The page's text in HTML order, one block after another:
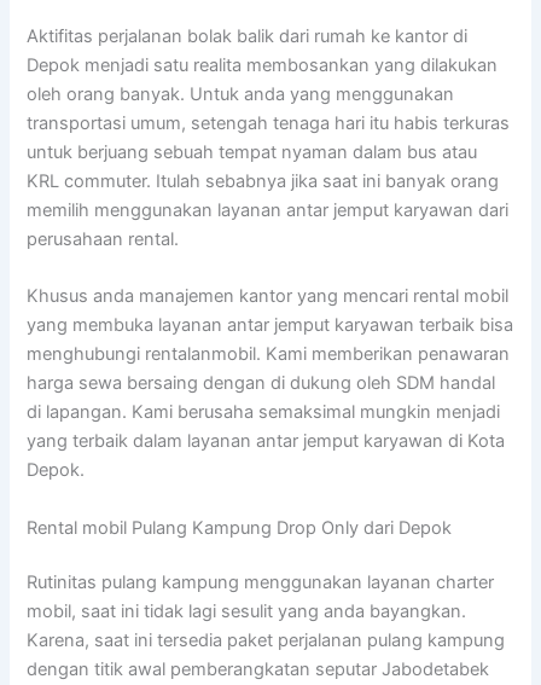
Aktifitas perjalanan bolak balik dari rumah ke kantor di
Depok menjadi satu realita membosankan yang dilakukan
oleh orang banyak. Untuk anda yang menggunakan
transportasi umum, setengah tenaga hari itu habis terkuras
untuk berjuang sebuah tempat nyaman dalam bus atau
KRL commuter. Itulah sebabnya jika saat ini banyak orang
memilih menggunakan layanan antar jemput karyawan dari
perusahaan rental.
Khusus anda manajemen kantor yang mencari rental mobil
yang membuka layanan antar jemput karyawan terbaik bisa
menghubungi rentalanmobil. Kami memberikan penawaran
harga sewa bersaing dengan di dukung oleh SDM handal
di lapangan. Kami berusaha semaksimal mungkin menjadi
yang terbaik dalam layanan antar jemput karyawan di Kota
Depok.
Rental mobil Pulang Kampung Drop Only dari Depok
Rutinitas pulang kampung menggunakan layanan charter
mobil, saat ini tidak lagi sesulit yang anda bayangkan.
Karena, saat ini tersedia paket perjalanan pulang kampung
dengan titik awal pemberangkatan seputar Jabodetabek